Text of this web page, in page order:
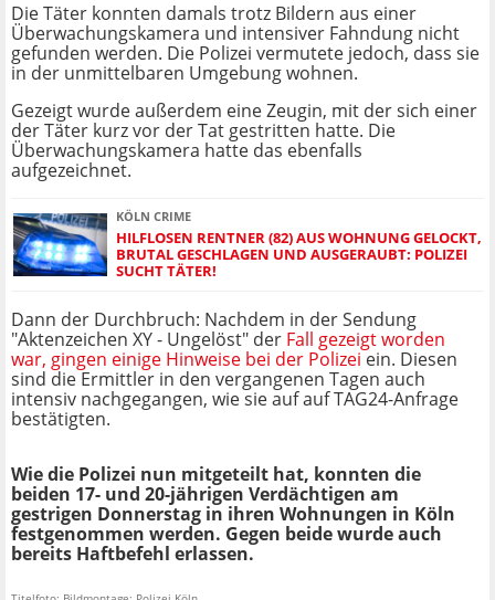
Die Täter konnten damals trotz Bildern aus einer
Überwachungskamera und intensiver Fahndung nicht
gefunden werden. Die Polizei vermutete jedoch, dass sie
in der unmittelbaren Umgebung wohnen.
Gezeigt wurde außerdem eine Zeugin, mit der sich einer
der Täter kurz vor der Tat gestritten hatte. Die
Überwachungskamera hatte das ebenfalls
aufgezeichnet.
KÖLN CRIME
HILFLOSEN RENTNER (82) AUS WOHNUNG GELOCKT,
BRUTAL GESCHLAGEN UND AUSGERAUBT: POLIZEI
SUCHT TÄTER!
Dann der Durchbruch: Nachdem in der Sendung
"Aktenzeichen XY - Ungelöst" der Fall gezeigt worden
war, gingen einige Hinweise bei der Polizei ein. Diesen
sind die Ermittler in den vergangenen Tagen auch
intensiv nachgegangen, wie sie auf auf TAG24-Anfrage
bestätigten.
Wie die Polizei nun mitgeteilt hat, konnten die
beiden 17- und 20-jährigen Verdächtigen am
gestrigen Donnerstag in ihren Wohnungen in Köln
festgenommen werden. Gegen beide wurde auch
bereits Haftbefehl erlassen.